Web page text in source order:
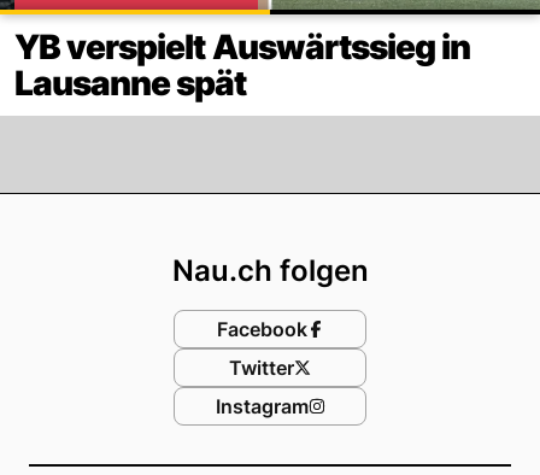
YB verspielt Auswärtssieg in
Lausanne spät
Nau.ch folgen
Facebook
Twitter
Instagram